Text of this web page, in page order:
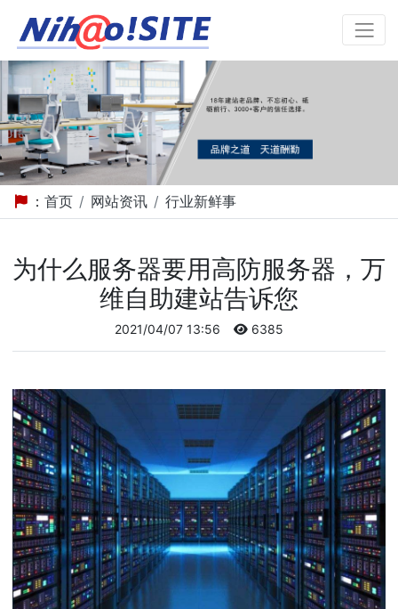
： 首页 网站资讯 行业新鲜事
为什么服务器要用高防服务器，万
维自助建站告诉您
2021/04/07 13:56 6385